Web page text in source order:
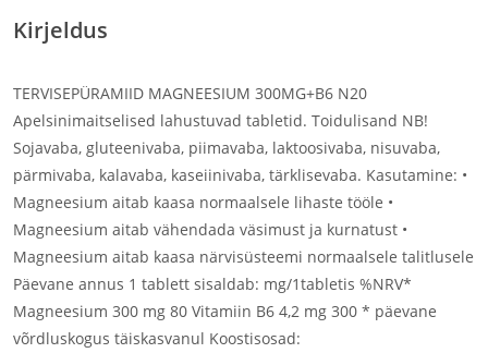
Kirjeldus
TERVISEPÜRAMIID MAGNEESIUM 300MG+B6 N20
Apelsinimaitselised lahustuvad tabletid. Toidulisand NB!
Sojavaba, gluteenivaba, piimavaba, laktoosivaba, nisuvaba,
pärmivaba, kalavaba, kaseiinivaba, tärklisevaba. Kasutamine: •
Magneesium aitab kaasa normaalsele lihaste tööle •
Magneesium aitab vähendada väsimust ja kurnatust •
Magneesium aitab kaasa närvisüsteemi normaalsele talitlusele
Päevane annus 1 tablett sisaldab: mg/1tabletis %NRV*
Magneesium 300 mg 80 Vitamiin B6 4,2 mg 300 * päevane
võrdluskogus täiskasvanul Koostisosad: